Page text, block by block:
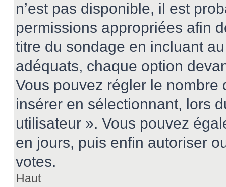
n’est pas disponible, il est
permissions appropriées afin
titre du sondage en incluant
adéquats, chaque option
Vous pouvez régler le nombre
insérer en sélectionnant, lors
utilisateur ». Vous pouvez
en jours, puis enfin autoriser
votes.
Haut